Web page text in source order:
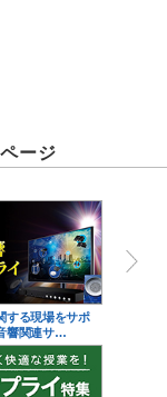
ージ
する現場をサポ
響関連サ…